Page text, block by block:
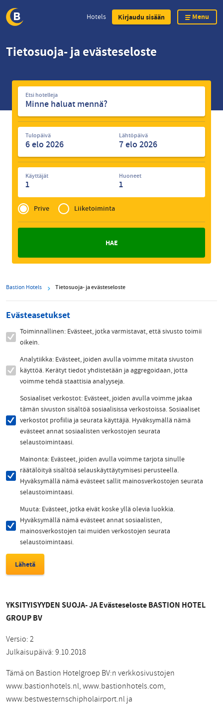
Hotels Kirjaudu sisään Menu
Tietosuoja- ja evästeseloste
Etsi
hotelleja
Etsi hotelleja
Tulopäivä Lähtöpäivä
Käyttäjät
1
Huoneet
1
Privé
of
Zakelijk
Prive Liiketoiminta
Bastion Hotels Tietosuoja- ja evästeseloste
Evästeasetukset
Toiminnallinen: Evästeet, jotka varmistavat, että sivusto toimii
oikein.
Analytiikka: Evästeet, joiden avulla voimme mitata sivuston
käyttöä. Kerätyt tiedot yhdistetään ja aggregoidaan, jotta
voimme tehdä staattisia analyyseja.
Sosiaaliset verkostot: Evästeet, joiden avulla voimme jakaa
tämän sivuston sisältöä sosiaalisissa verkostoissa. Sosiaaliset
verkostot profiilia ja seurata käyttäjiä. Hyväksymällä nämä
evästeet annat sosiaalisten verkostojen seurata
selaustoimintaasi.
Mainonta: Evästeet, joiden avulla voimme tarjota sinulle
räätälöityä sisältöä selauskäyttäytymisesi perusteella.
Hyväksymällä nämä evästeet sallit mainosverkostojen seurata
selaustoimintaasi.
Muuta: Evästeet, jotka eivät koske yllä olevia luokkia.
Hyväksymällä nämä evästeet annat sosiaalisten,
mainosverkostojen tai muiden verkostojen seurata
selaustoimintaasi.
YKSITYISYYDEN SUOJA- JA Evästeseloste BASTION HOTEL
GROUP BV
Versio: 2
Julkaisupäivä: 9.10.2018
Tämä on Bastion Hotelgroep BV:n verkkosivustojen
www.bastionhotels.nl, www.bastionhotels.com,
www.bestwesternschipholairport.nl ja